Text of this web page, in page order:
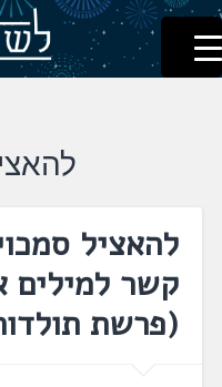
דלג
לתוכן
לשוניאדה
עברית. לשון. שפה
להאציל
קשר למילים
(פרשת